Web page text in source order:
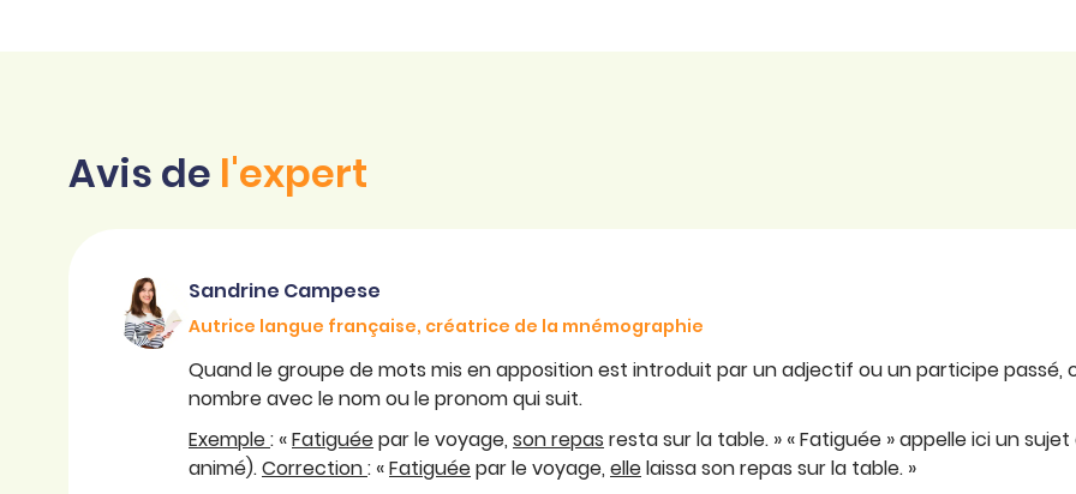
Avis de l'expert
Sandrine Campese
Autrice langue française, créatrice de la mnémographie
Quand le groupe de mots mis en apposition est introduit par un adjectif ou un participe passé,
nombre avec le nom ou le pronom qui suit.
Exemple: «Fatiguéepar le voyage, son repas resta sur la table. » « Fatiguée » appelle ici un
animé).Correction: «Fatiguéepar le voyage, ellelaissa son repas sur la table. »